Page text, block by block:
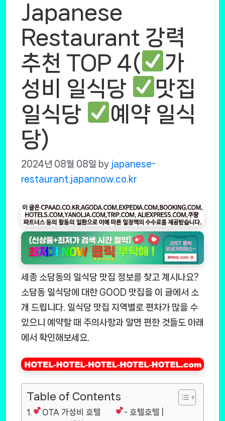
Japanese
Restaurant 강력
추천 TOP 4(
가
성비 일식당
맛집
일식당
예약 일식
당)
2024년 08월 08일 by japanese-
restaurant.japannow.co.kr
세종 소담동의 일식당 맛집 정보를 찾고 계시나요?
소담동 일식당에 대한 GOOD 맛집을 이 글에서 소
개 드립니다. 일식당 맛집 지역별로 편차가 많을 수
있으니 예약할 때 주의사항과 알면 편한 것들도 아래
에서 확인해보세요.
Table of Contents
OTA 가성비 호텔
- 호텔호텔 |